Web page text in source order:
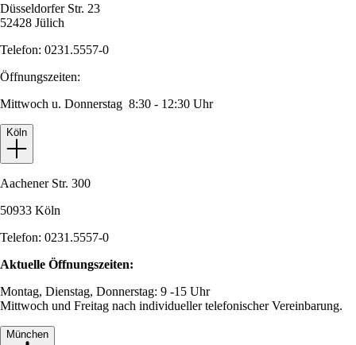
Düsseldorfer Str. 23
52428 Jülich
Telefon: 0231.5557-0
Öffnungszeiten:
Mittwoch u. Donnerstag 8:30 - 12:30 Uhr
Köln
Aachener Str. 300
50933 Köln
Telefon: 0231.5557-0
Aktuelle Öffnungszeiten:
Montag, Dienstag, Donnerstag: 9 -15 Uhr
Mittwoch und Freitag nach individueller telefonischer Vereinbarung.
München